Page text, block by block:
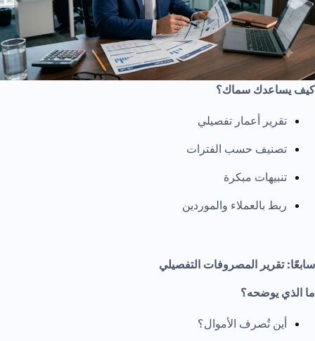
كيف يساعدك سماك؟
تقرير أعمار تفصيلي
تصنيف حسب الفترات
تنبيهات مبكرة
ربط بالعملاء والموردين
سابعًا: تقرير المصروفات التفصيلي
ما الذي يوضحه؟
أين تُصرف الأموال؟